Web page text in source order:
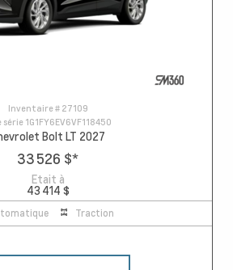
Inventaire # 27109
série 1G1FY6EV6VF118450
Bolt LT 2027
33 526 $*
Etait à
43 414 $
Traction